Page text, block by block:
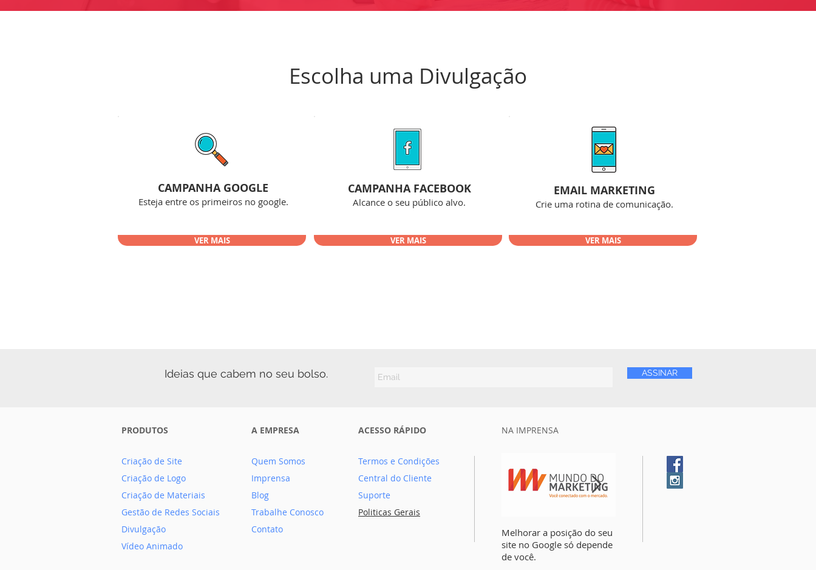
Escolha uma Divulgação
CAMPANHA GOOGLE
Esteja entre os primeiros no google.
VER MAIS
CAMPANHA FACEBOOK
Alcance o seu público alvo.
VER MAIS
EMAIL MARKETING
Crie uma rotina de comunicação.
VER MAIS
Ideias que cabem no seu bolso. ASSINAR
PRODUTOS A EMPRESA ACESSO RÁPIDO
Criação de Site
Criação de Logo
Criação de Materiais
Gestão de Redes Sociais
Divulgação
Vídeo Animado
Quem Somos
Imprensa
Blog
Trabalhe Conosco
Contato
Termos e Condições
Central do Cliente
Suporte
Politicas Gerais
NA IMPRENSA
Melhorar a posição do seu
site no Google só depende
de você.
lacuna na vida do